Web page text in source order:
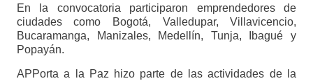
En la convocatoria participaron emprendedores de
ciudades como Bogotá, Valledupar, Villavicencio,
Bucaramanga, Manizales, Medellín, Tunja, Ibagué y
Popayán.
APPorta a la Paz hizo parte de las actividades de la